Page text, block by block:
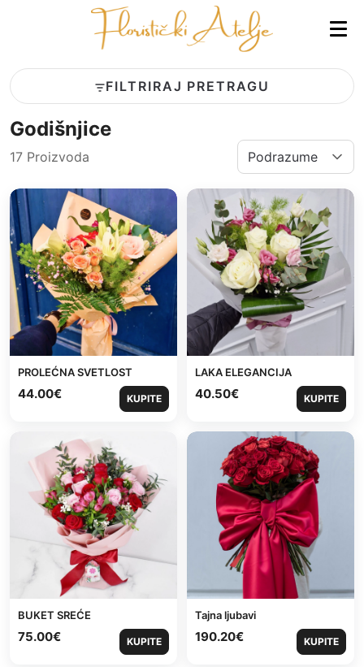
FILTRIRAJ PRETRAGU
Godišnjice
17 Proizvoda
PROLEĆNA SVETLOST
44.00€ KUPITE
LAKA ELEGANCIJA
40.50€ KUPITE
BUKET SREĆE
75.00€ KUPITE
Tajna ljubavi
190.20€ KUPITE